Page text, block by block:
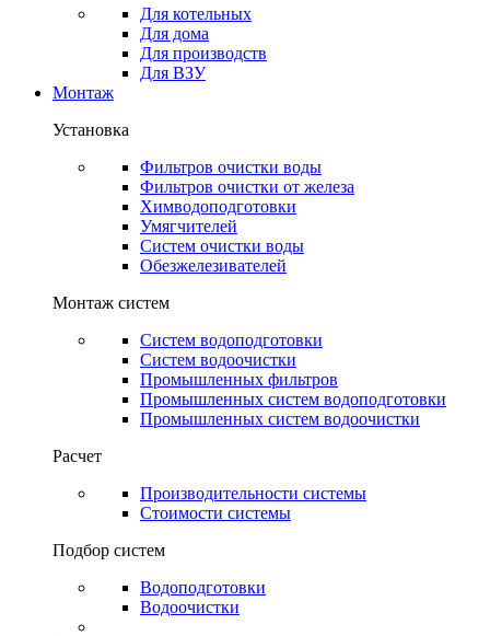
Для котельных
Для дома
Для производств
Для ВЗУ
Монтаж
Установка
Фильтров очистки воды
Фильтров очистки от железа
Химводоподготовки
Умягчителей
Систем очистки воды
Обезжелезивателей
Монтаж систем
Систем водоподготовки
Систем водоочистки
Промышленных фильтров
Промышленных систем водоподготовки
Промышленных систем водоочистки
Расчет
Производительности системы
Стоимости системы
Подбор систем
Водоподготовки
Водоочистки